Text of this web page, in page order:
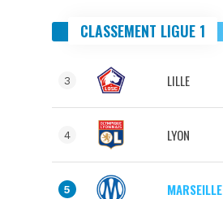
CLASSEMENT LIGUE 1
3 LILLE
4 LYON
5 MARSEILLE